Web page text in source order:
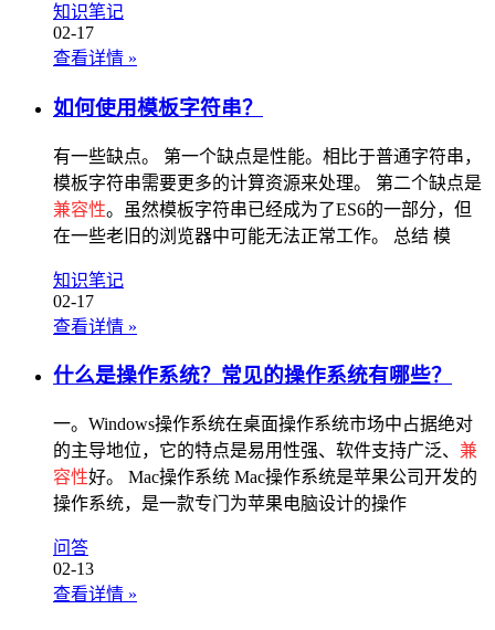
知识笔记
02-17
查看详情 »
如何使用模板字符串？
有一些缺点。 第一个缺点是性能。相比于普通字符串，
模板字符串需要更多的计算资源来处理。 第二个缺点是
兼容性。虽然模板字符串已经成为了ES6的一部分，但
在一些老旧的浏览器中可能无法正常工作。 总结 模
知识笔记
02-17
查看详情 »
什么是操作系统？常见的操作系统有哪些？
一。Windows操作系统在桌面操作系统市场中占据绝对
的主导地位，它的特点是易用性强、软件支持广泛、 兼
容性好。 Mac操作系统 Mac操作系统是苹果公司开发的
操作系统，是一款专门为苹果电脑设计的操作
问答
02-13
查看详情 »